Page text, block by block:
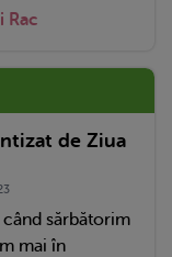
Rac
de Ziua
sărbătorim
mai în